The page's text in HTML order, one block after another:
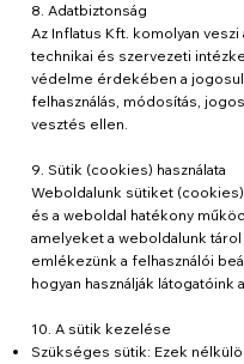
8. Adatbiztonság
Az Inflatus Kft. komolyan
technikai és szervezeti
védelme érdekében a
felhasználás, módosítás,
vesztés ellen.
9. Sütik (cookies) használata
Weboldalunk sütiket
és a weboldal hatékony
amelyeket a weboldalunk
emlékezünk a felhasználói
hogyan használják látogatóink
10. A sütik kezelése
Szükséges sütik: Ezek